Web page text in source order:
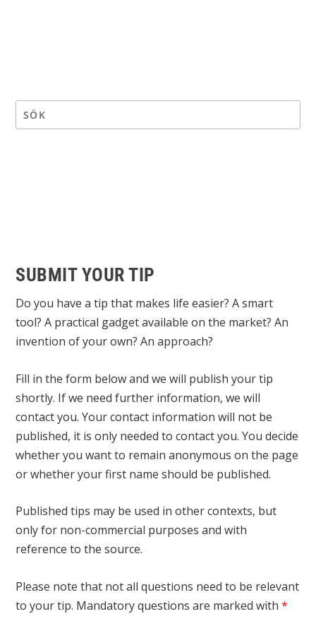
SUBMIT YOUR TIP
Do you have a tip that makes life easier? A smart
tool? A practical gadget available on the market? An
invention of your own? An approach?
Fill in the form below and we will publish your tip
shortly. If we need further information, we will
contact you. Your contact information will not be
published, it is only needed to contact you. You decide
whether you want to remain anonymous on the page
or whether your first name should be published.
Published tips may be used in other contexts, but
only for non-commercial purposes and with
reference to the source.
Please note that not all questions need to be relevant
to your tip. Mandatory questions are marked with*